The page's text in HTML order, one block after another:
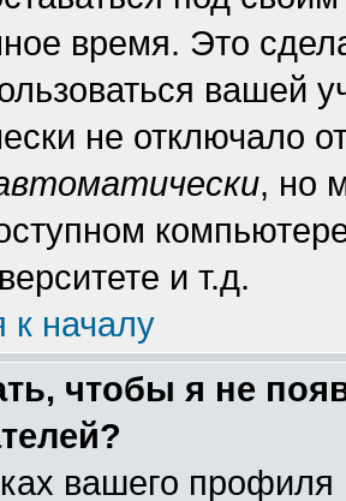
время. Это
вашей
не отключало
, но
и т.д.
к началу
чтобы я не
вашего